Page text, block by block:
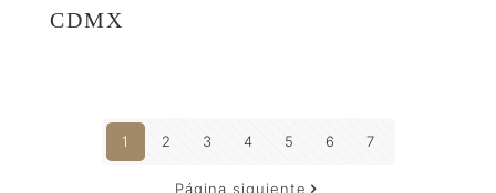
CDMX
1 2 3 4 5 6 7
Página siguiente